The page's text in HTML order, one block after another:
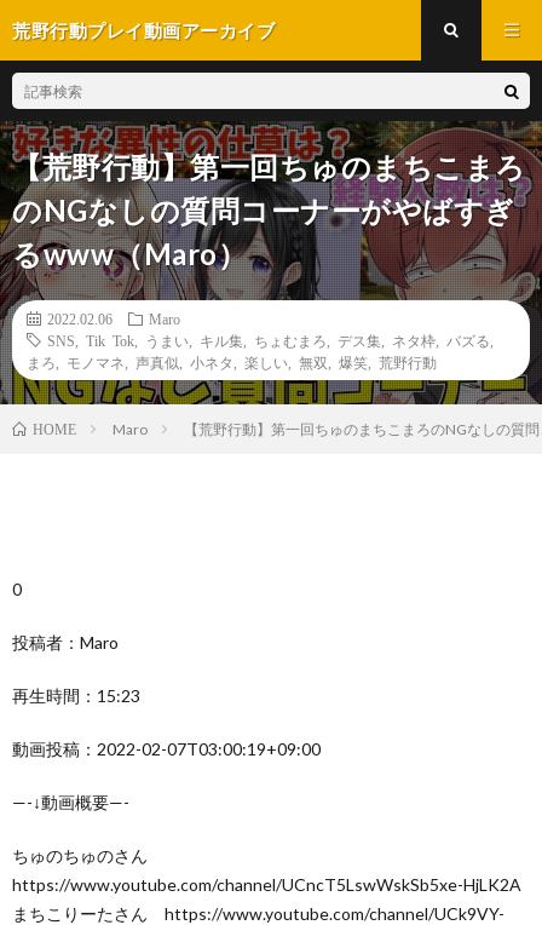
荒野行動プレイ動画アーカイブ
【荒野行動】第一回ちゅのまちこまろ
のNGなしの質問コーナーがやばすぎ
るwww（Maro）
2022.02.06
Maro
SNS
Tik Tok うまい キル集 ちょむまろ デス集 ネタ枠 バズる
まろ
モノマネ 声真似 小ネタ 楽しい 無双 爆笑 荒野行動
HOME Maro 【荒野行動】第一回ちゅのまちこまろのNGなしの質
0
投稿者：Maro
再生時間：15:23
動画投稿：2022-02-07T03:00:19+09:00
—-↓動画概要—-
ちゅのちゅのさん
https://www.youtube.com/channel/UCncT5LswWskSb5xe-HjLK2A
まちこりーたさん https://www.youtube.com/channel/UCk9VY-